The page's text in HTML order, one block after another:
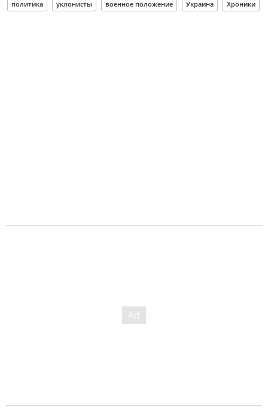
политика уклонисты военное положение Украина Хроники